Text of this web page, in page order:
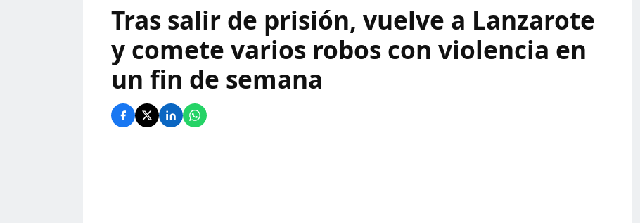
Tras salir de prisión, vuelve a Lanzarote
y comete varios robos con violencia en
un fin de semana